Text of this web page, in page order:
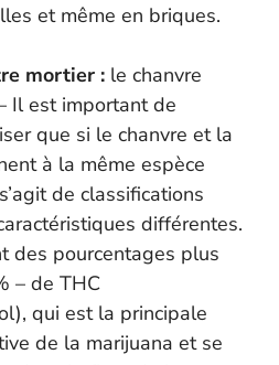
et même en briques.
mortier : le chanvre
Il est important de
que si le chanvre et la
à la même espèce
de classifications
différentes.
des pourcentages plus
– de THC
qui est la principale
de la marijuana et se